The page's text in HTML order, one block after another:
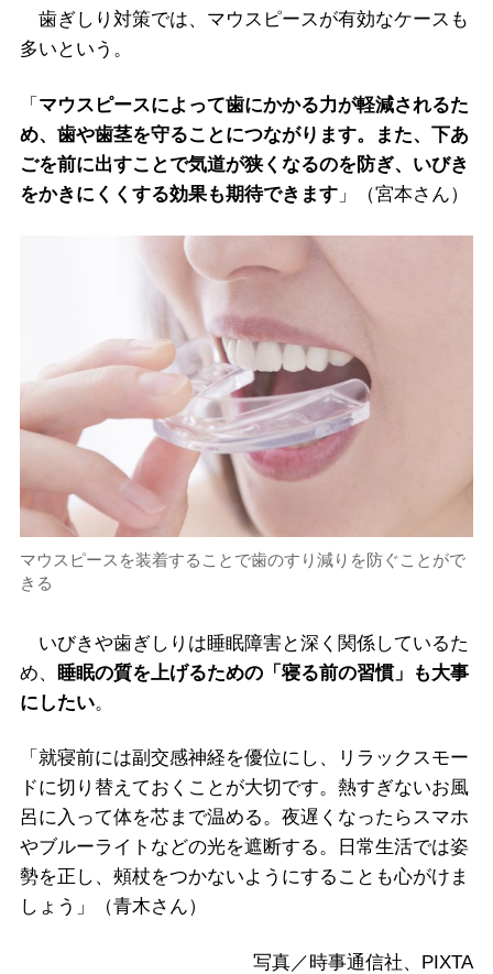
歯ぎしり対策では、マウスピースが有効なケースも
多いという。
「 マウスピースによって歯にかかる力が軽減されるた
め、歯や歯茎を守ることにつながります。また、下あ
ごを前に出すことで気道が狭くなるのを防ぎ、いびき
をかきにくくする効果も期待できます」（宮本さん）
マウスピースを装着することで歯のすり減りを防ぐことがで
きる
いびきや歯ぎしりは睡眠障害と深く関係しているた
め、
睡眠の質を上げるための「寝る前の習慣」も大事
にしたい。
「就寝前には副交感神経を優位にし、リラックスモー
ドに切り替えておくことが大切です。熱すぎないお風
呂に入って体を芯まで温める。夜遅くなったらスマホ
やブルーライトなどの光を遮断する。日常生活では姿
勢を正し、頰杖をつかないようにすることも心がけま
しょう」（青木さん）
写真／時事通信社、PIXTA